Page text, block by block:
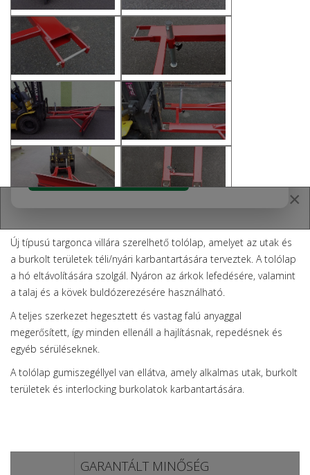
Új típusú targonca villára szerelhető tolólap, amelyet az utak és
a burkolt területek téli/nyári karbantartására terveztek. A tolólap
a hó eltávolítására szolgál. Nyáron az árkok lefedésére, valamint
a talaj és a kövek buldózerezésére használható.
A teljes szerkezet hegesztett és vastag falú anyaggal
megerősített, így minden ellenáll a hajlításnak, repedésnek és
egyéb sérüléseknek.
A tolólap gumiszegéllyel van ellátva, amely alkalmas utak, burkolt
területek és interlocking burkolatok karbantartására.
GARANTÁLT MINŐSÉG
×
Akár400 millió Ft vissza nem térítendő
támogatás erdészeti gépek beszerzésére.
BMF kiközelítőkocsik, Balfor és Bystron gépeink
a pályázat keretében elszámolhatók.
Pályázat beadási időszak: 2026. május 7 –
szeptember 30.
Részletek megtekintése